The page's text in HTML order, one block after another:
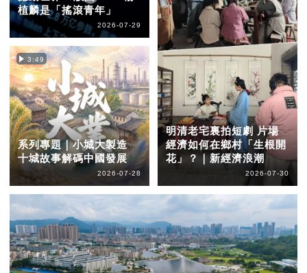
植麟是「搖滾青年」
2026-07-29
3:49
系列專題｜小城大製造
十城故事解碼中國發展
2026-07-28
明清老宅裏拍短劇 片場
經濟如何在鄉村「生根開
花」？｜新經濟浪潮
2026-07-30